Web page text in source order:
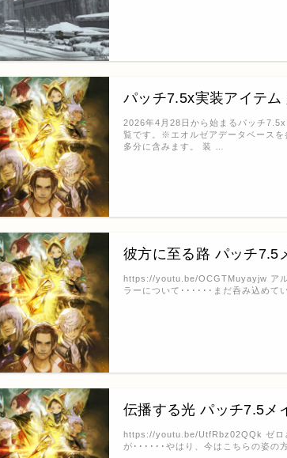
パッチ7.5x実装アイテム
2026年4月28日から始まるパッチ
覧です。※エオルゼアデータベース
多分に含みます。 装 …
彼方に至る路 パッチ7.5
https://youtu.be/OCGTMuyayjw アル
ラーについて･･････まだ呑み込めて
伝播する光 パッチ7.5メ
https://youtu.be/UtfRbz02QQk ゼロ
が･･････やはり、今はこちらの姿の